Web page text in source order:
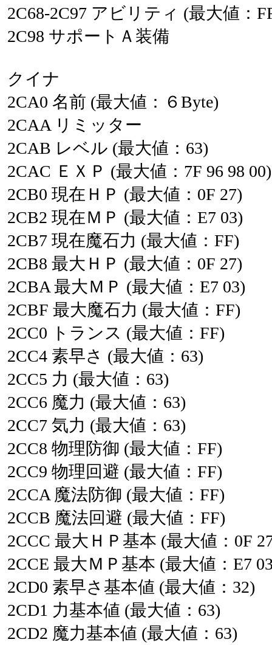
2C68-2C97 アビリティ (最大値：
2C98 サポートＡ装備
クイナ
2CA0 名前 (最大値：６Byte)
2CAA リミッター
2CAB レベル (最大値：63)
2CAC ＥＸＰ (最大値：7F 96 98 00)
2CB0 現在ＨＰ (最大値：0F 27)
2CB2 現在ＭＰ (最大値：E7 03)
2CB7 現在魔石力 (最大値：FF)
2CB8 最大ＨＰ (最大値：0F 27)
2CBA 最大ＭＰ (最大値：E7 03)
2CBF 最大魔石力 (最大値：FF)
2CC0 トランス (最大値：FF)
2CC4 素早さ (最大値：63)
2CC5 力 (最大値：63)
2CC6 魔力 (最大値：63)
2CC7 気力 (最大値：63)
2CC8 物理防御 (最大値：FF)
2CC9 物理回避 (最大値：FF)
2CCA 魔法防御 (最大値：FF)
2CCB 魔法回避 (最大値：FF)
2CCC 最大ＨＰ基本 (最大値：0F
2CCE 最大ＭＰ基本 (最大値：E7
2CD0 素早さ基本値 (最大値：32)
2CD1 力基本値 (最大値：63)
2CD2 魔力基本値 (最大値：63)